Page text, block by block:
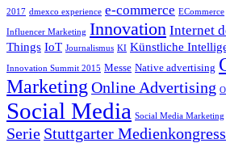
2017 dmexco experience e-commerce ECommerce
Influencer Marketing Innovation Internet
Things IoT Journalismus KI Künstliche
Innovation Summit 2015 Messe Native advertising
Marketing Online Advertising
Social Media Social Media Marketing
Serie Stuttgarter Medienkongress